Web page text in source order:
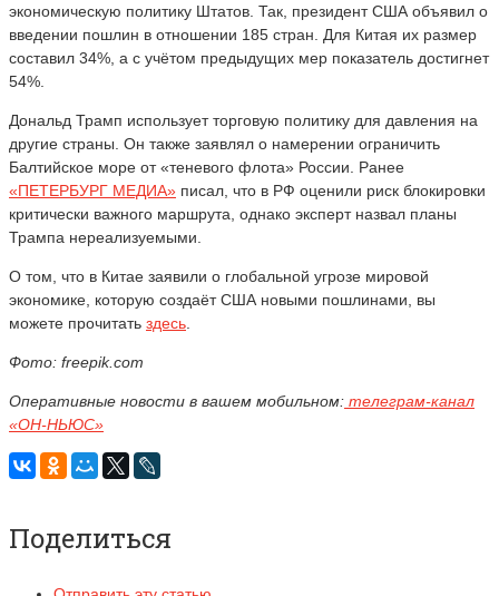
экономическую политику Штатов. Так, президент США объявил о
введении пошлин в отношении 185 стран. Для Китая их размер
составил 34%, а с учётом предыдущих мер показатель достигнет
54%.
Дональд Трамп использует торговую политику для давления на
другие страны. Он также заявлял о намерении ограничить
Балтийское море от «теневого флота» России. Ранее
«ПЕТЕРБУРГ МЕДИА» писал, что в РФ оценили риск блокировки
критически важного маршрута, однако эксперт назвал планы
Трампа нереализуемыми.
О том, что в Китае заявили о глобальной угрозе мировой
экономике, которую создаёт США новыми пошлинами, вы
можете прочитать здесь
Фото: freepik.com
Оперативные новости в вашем мобильном: телеграм-канал
«ОН-НЬЮС»
Поделиться